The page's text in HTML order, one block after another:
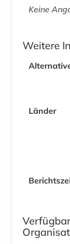
Keine
Weitere
Länder